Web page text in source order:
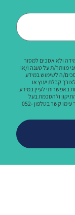
אסכים למסור
ת על טענה ו/או
לשימוש במידע
יעוץ או
הפרטיות באפשרותי לעיין במידע
ולהסכמת בעל
המאגר. ידוע לי כי בעל המאגר הוא רו"ח ליאם חג'ג', ניתן ליצור עימו קשר בטלפון 052-